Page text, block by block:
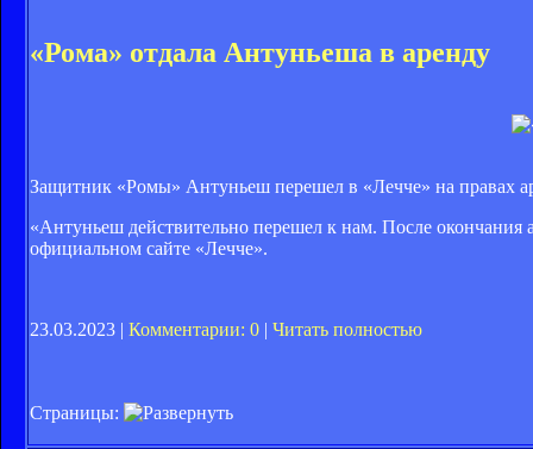
«Рома» отдала Антуньеша в аренду
Защитник «Ромы» Антуньеш перешел в «Лечче» на правах
«Антуньеш действительно перешел к нам. После окончания
официальном сайте «Лечче».
23.03.2023 | Комментарии: 0 | Читать полностью
Страницы: